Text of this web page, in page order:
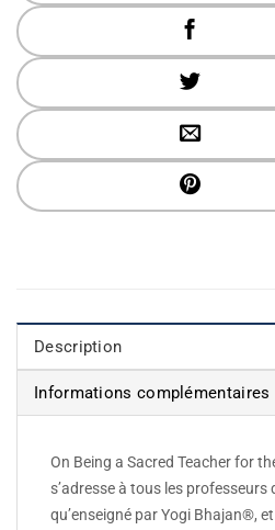
Description
Informations complémentaires
On Being a Sacred Teacher for
s’adresse à tous les professeurs
qu’enseigné par Yogi Bhajan®,